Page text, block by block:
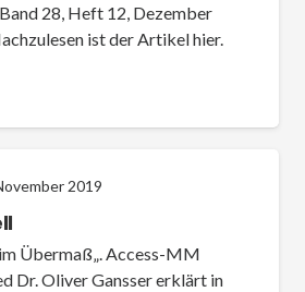
28, Heft 12, Dezember
ist der Artikel hier.
2019
Übermaß„. Access-MM
Dr. Oliver Gansser erklärt in